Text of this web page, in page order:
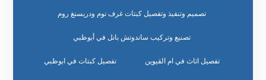
تصميم وتنفيذ وتفصيل كبتات غرف نوم ودريسنغ روم
تصنيع وتركيب ساندوتش بانل في أبوظبي
تفصيل اثاث في ام القيوين تفصيل كبتات في ابوظبي